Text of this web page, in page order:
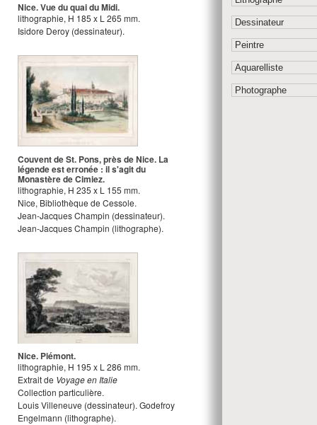
Nice. Vue du quai du Midi.
lithographie, H 185 x L 265 mm.
Isidore Deroy (dessinateur).
Couvent de St. Pons, près de Nice. La
légende est erronée : il s'agit du
Monastère de Cimiez.
lithographie, H 235 x L 155 mm.
Nice, Bibliothèque de Cessole.
Jean-Jacques Champin (dessinateur).
Jean-Jacques Champin (lithographe).
Nice. Piémont.
lithographie, H 195 x L 286 mm.
Extrait de Voyage en Italie
Collection particulière.
Louis Villeneuve (dessinateur). Godefroy
Engelmann (lithographe).